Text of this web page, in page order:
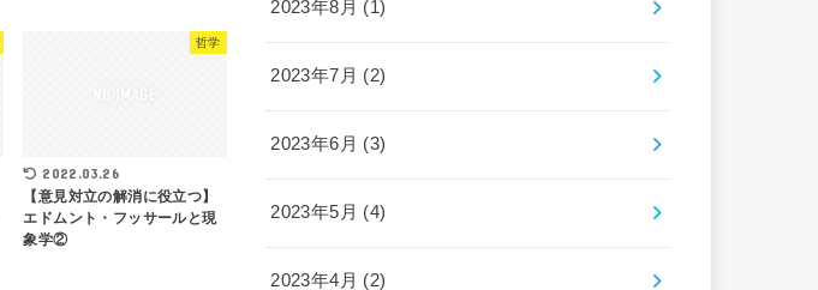
哲学
2022.03.26
【意見対立の解消に役立つ】
エドムント・フッサールと現
象学②
2023年8月 (1)
2023年7月 (2)
2023年6月 (3)
2023年5月 (4)
2023年4月 (2)